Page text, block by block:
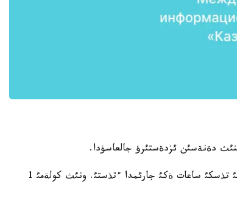
بذدان بذرئن حابارلاعانئمئزداي، قار كوشكئنئ 7- ءساؤئر كذنئ تذسكئ ساعات ةكئ جارئمدا ءتذستئ. ونئث كولةمئ 1